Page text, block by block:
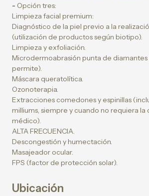
- Opción tres:
Limpieza facial premium:
Diagnóstico de la piel previo a la
(utilización de productos según biotipo).
Limpieza y exfoliación.
Microdermoabrasión punta de diamantes
permite).
Máscara queratolítica.
Ozonoterapia.
Extracciones comedones y espinillas
milliums, siempre y cuando no requiera la
médico).
ALTA FRECUENCIA.
Descongestión y humectación.
Masajeador ocular.
FPS (factor de protección solar).
Ubicación